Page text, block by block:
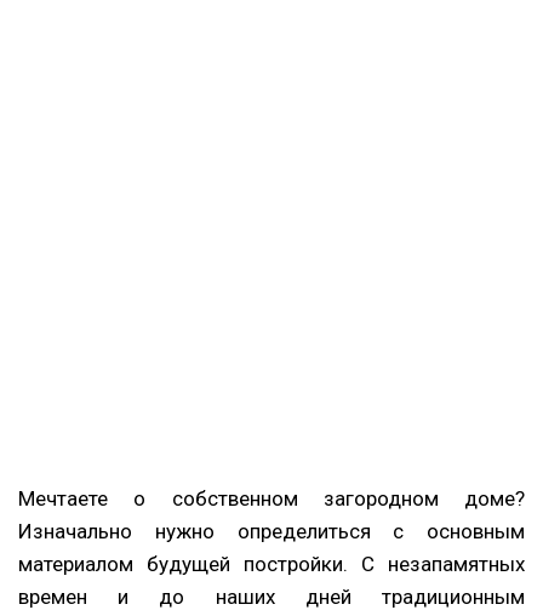
Мечтаете о собственном загородном доме?
Изначально нужно определиться с основным
материалом будущей постройки. С незапамятных
времен и до наших дней традиционным